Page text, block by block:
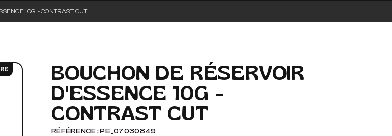
DIVERS
ET CARENAGES
ET FIXATIONS
HUILES, PRODUIT CHIMIQUES ET LUBRIFIANTS
BOUGIES D'ALLUMAGE
BATTERIES
OUTILLAGE
VISSERIE
GOODIES
10G - CONTRAST CUT
BOUCHON DE RÉSERVOIR
D'ESSENCE 10G -
CONTRAST CUT
RÉFÉRENCE : PE_07030849